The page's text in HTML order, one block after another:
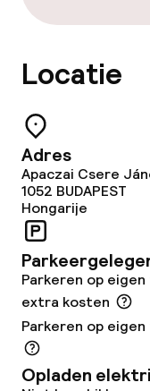
Speciale
Wasservice
Zakelijke
Locatie
Adres
Apaczai Csere
1052 BUDAPEST
Hongarije
Parkeren op
extra kosten
Parkeren op
Opladen